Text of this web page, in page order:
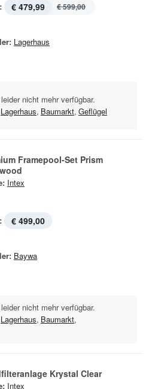
€ 479,99 € 599,00
Lagerhaus
nicht mehr verfügbar.
Lagerhaus, Baumarkt, Geflügel
Framepool-Set Prism
Intex
€ 499,00
Baywa
nicht mehr verfügbar.
Lagerhaus, Baumarkt,
Krystal Clear
Intex